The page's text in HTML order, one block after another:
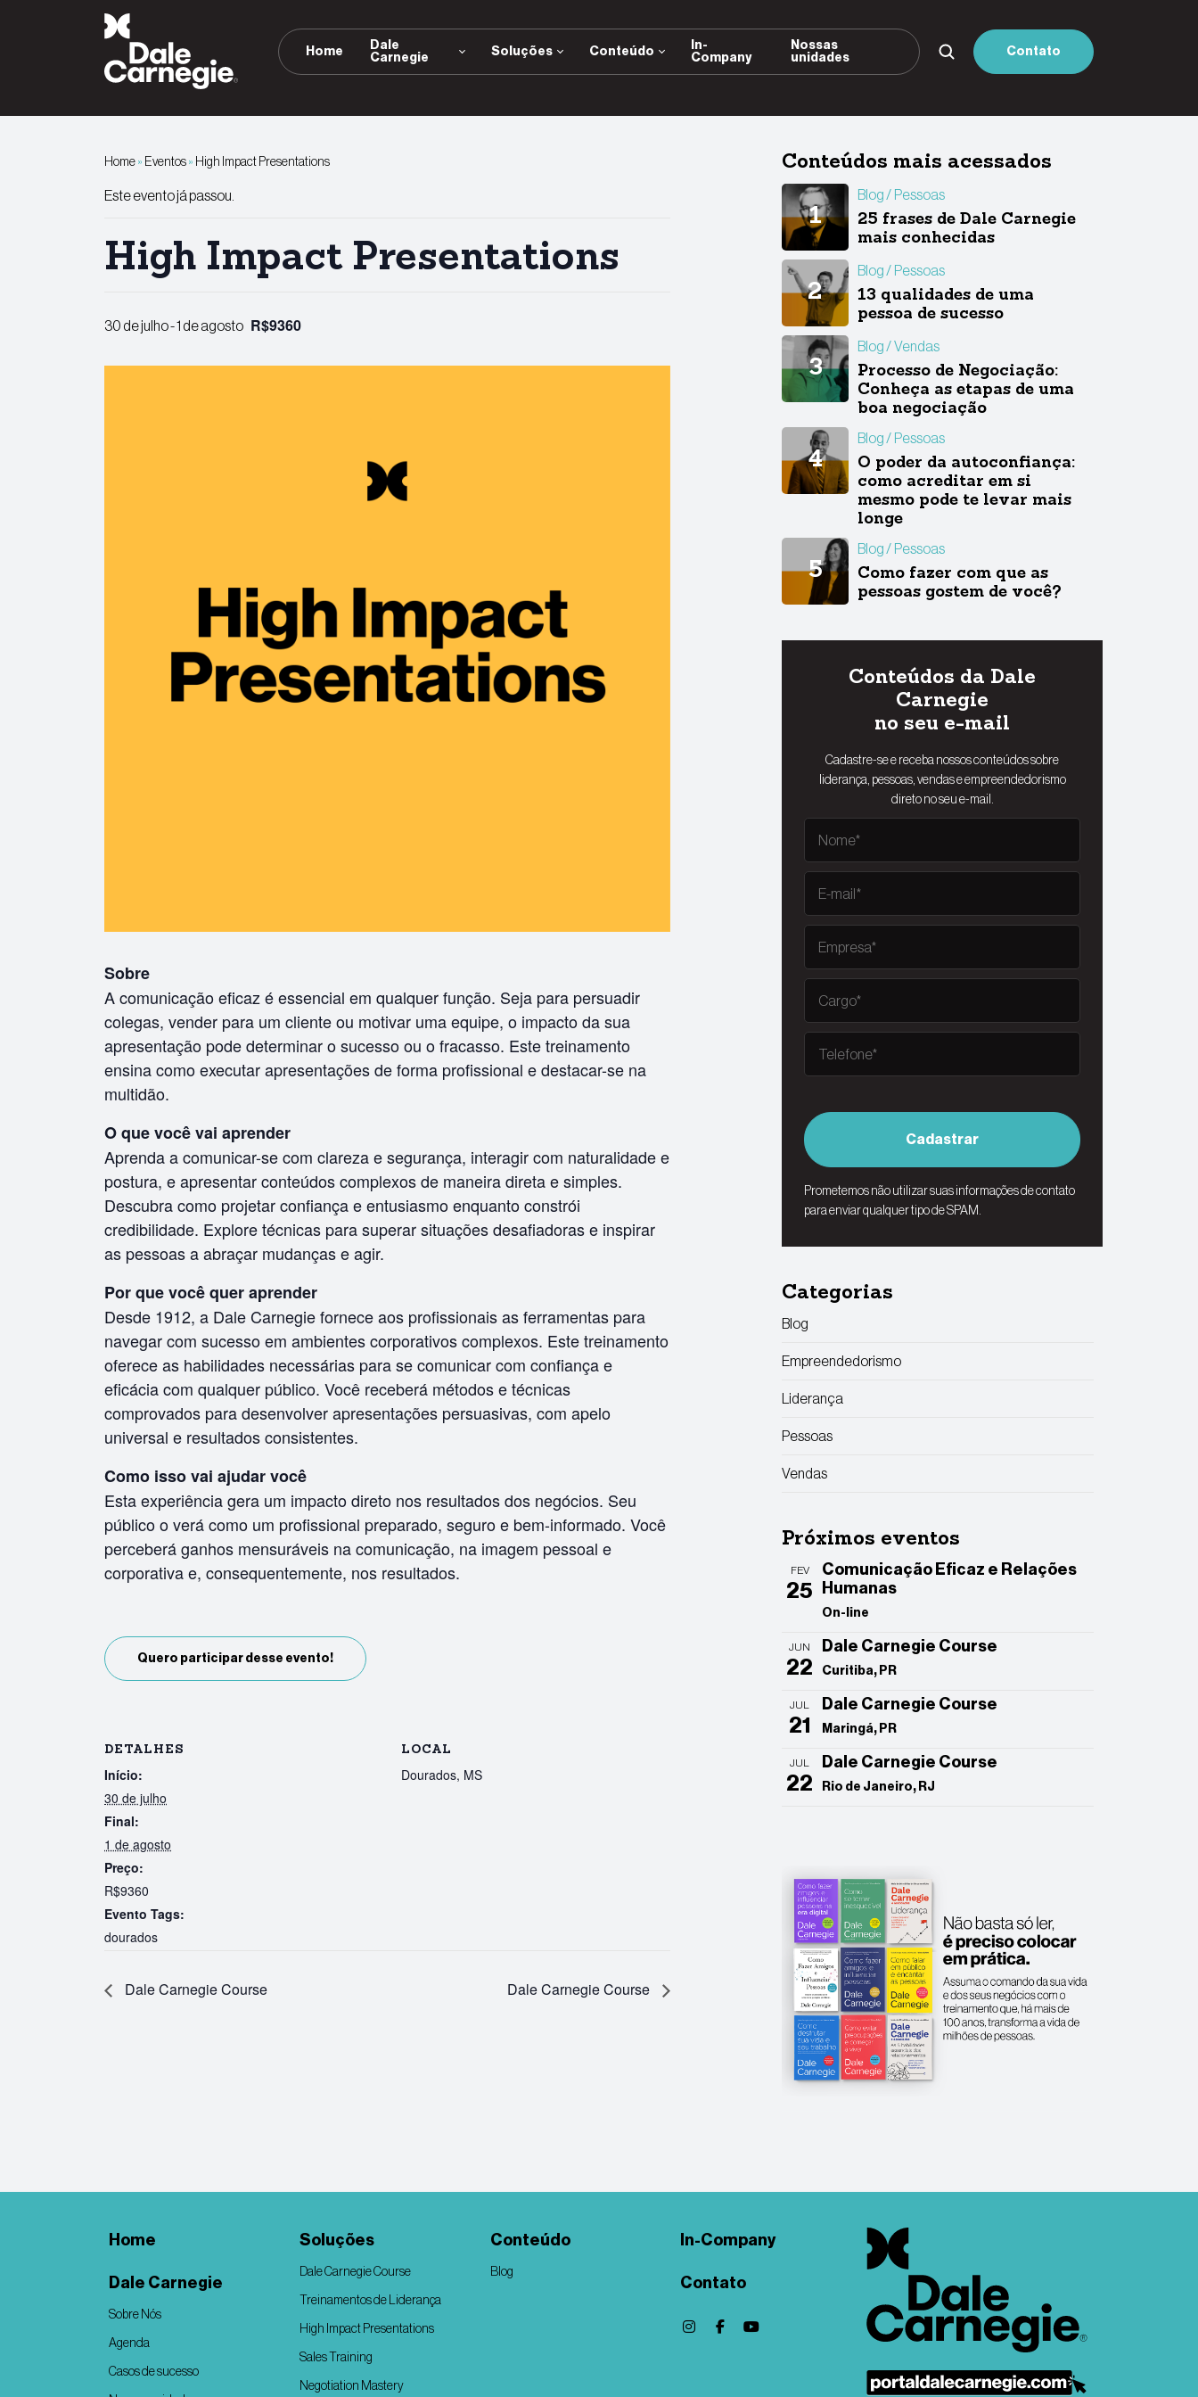
Home
Dale
Carnegie
Soluções Conteúdo
In-
Company
Nossas
unidades
Contato
Home» Eventos» High Impact Presentations
Este evento já passou.
High Impact Presentations
30 de julho-1 de agosto R$9360
Sobre
A comunicação eficaz é essencial em qualquer função. Seja para persuadir
colegas, vender para um cliente ou motivar uma equipe, o impacto da sua
apresentação pode determinar o sucesso ou o fracasso. Este treinamento
ensina como executar apresentações de forma profissional e destacar-se na
multidão.
O que você vai aprender
Aprenda a comunicar-se com clareza e segurança, interagir com naturalidade e
postura, e apresentar conteúdos complexos de maneira direta e simples.
Descubra como projetar confiança e entusiasmo enquanto constrói
credibilidade. Explore técnicas para superar situações desafiadoras e inspirar
as pessoas a abraçar mudanças e agir.
Por que você quer aprender
Desde 1912, a Dale Carnegie fornece aos profissionais as ferramentas para
navegar com sucesso em ambientes corporativos complexos. Este treinamento
oferece as habilidades necessárias para se comunicar com confiança e
eficácia com qualquer público. Você receberá métodos e técnicas
comprovados para desenvolver apresentações persuasivas, com apelo
universal e resultados consistentes.
Como isso vai ajudar você
Esta experiência gera um impacto direto nos resultados dos negócios. Seu
público o verá como um profissional preparado, seguro e bem-informado. Você
perceberá ganhos mensuráveis na comunicação, na imagem pessoal e
corporativa e, consequentemente, nos resultados.
Quero participar desse evento!
DETALHES
Início:
30 de julho
Final:
1 de agosto
Preço:
R$9360
Evento Tags:
dourados
LOCAL
Dourados, MS
Dale Carnegie Course Dale Carnegie Course
Conteúdos mais acessados
Blog Pessoas
25 frases de Dale Carnegie
mais conhecidas
Blog Pessoas
13 qualidades de uma
pessoa de sucesso
Blog Vendas
Processo de Negociação:
Conheça as etapas de uma
boa negociação
Blog Pessoas
O poder da autoconfiança:
como acreditar em si
mesmo pode te levar mais
longe
Blog Pessoas
Como fazer com que as
pessoas gostem de você?
Conteúdos da Dale
Carnegie
no seu e-mail
Cadastre-se e receba nossos conteúdos sobre
liderança, pessoas, vendas e empreendedorismo
direto no seu e-mail.
Cadastrar
Prometemos não utilizar suas informações de contato
para enviar qualquer tipo de SPAM.
Categorias
Blog
Empreendedorismo
Liderança
Pessoas
Vendas
Próximos eventos
FEV
25
Comunicação Eficaz e Relações
Humanas
On-line
JUN
22
Dale Carnegie Course
Curitiba, PR
JUL
21
Dale Carnegie Course
Maringá, PR
JUL
22
Dale Carnegie Course
Rio de Janeiro, RJ
Home
Dale Carnegie
Sobre Nós
Agenda
Casos de sucesso
Soluções
Dale Carnegie Course
Treinamentos de Liderança
High Impact Presentations
Sales Training
Negotiation Mastery
Conteúdo
Blog
In-Company
Contato